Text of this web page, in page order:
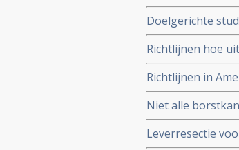
behandelingen
Doelgerichte
medicijnen voor
overeen met
Richtlijnen hoe
behandelen met
team van
Richtlijnen in
op basis van
Niet alle
krachtigere
Leverresectie